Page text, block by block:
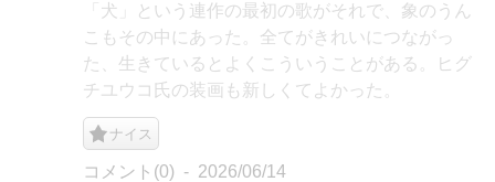
「犬」という連作の最初の歌がそれで、象のうん
こもその中にあった。全てがきれいにつながっ
た、生きているとよくこういうことがある。ヒグ
チユウコ氏の装画も新しくてよかった。
ナイス
コメント(0) 2026/06/14